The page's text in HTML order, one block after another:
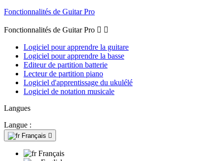
Fonctionnalités de Guitar Pro
Fonctionnalités de Guitar Pro  
Logiciel pour apprendre la guitare
Logiciel pour apprendre la basse
Editeur de partition batterie
Lecteur de partition piano
Logiciel d'apprentissage du ukulélé
Logiciel de notation musicale
Langues
Langue :
Français 
Français